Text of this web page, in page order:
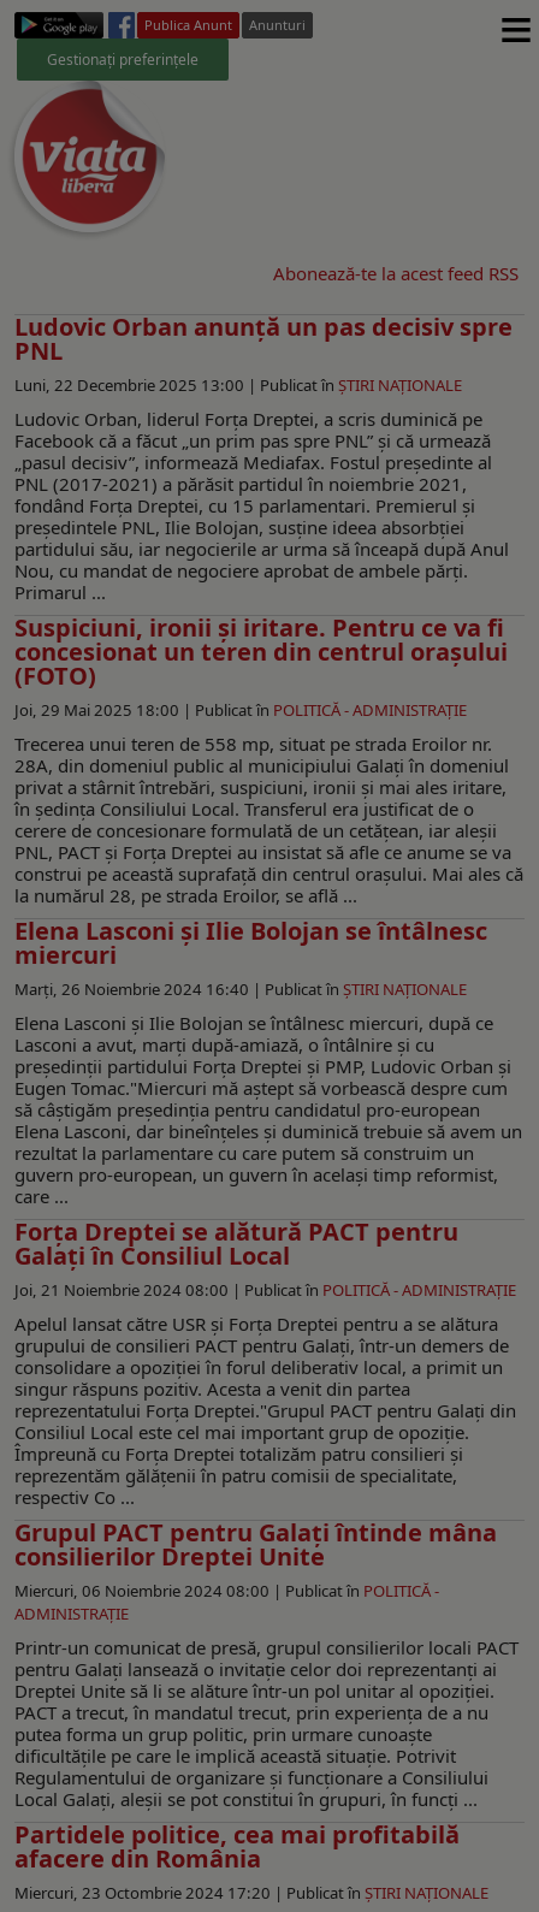
Publica Anunt Anunturi
Gestionați preferințele ≡
Abonează-te la acest feed RSS
Ludovic Orban anunță un pas decisiv spre
PNL
Luni, 22 Decembrie 2025 13:00 | Publicat în ŞTIRI NAŢIONALE
Ludovic Orban, liderul Forța Dreptei, a scris duminică pe
Facebook că a făcut „un prim pas spre PNL” și că urmează
„pasul decisiv”, informează Mediafax. Fostul președinte al
PNL (2017-2021) a părăsit partidul în noiembrie 2021,
fondând Forța Dreptei, cu 15 parlamentari. Premierul și
președintele PNL, Ilie Bolojan, susține ideea absorbției
partidului său, iar negocierile ar urma să înceapă după Anul
Nou, cu mandat de negociere aprobat de ambele părți.
Primarul ...
Suspiciuni, ironii și iritare. Pentru ce va fi
concesionat un teren din centrul orașului
(FOTO)
Joi, 29 Mai 2025 18:00 | Publicat în POLITICĂ - ADMINISTRAŢIE
Trecerea unui teren de 558 mp, situat pe strada Eroilor nr.
28A, din domeniul public al municipiului Galați în domeniul
privat a stârnit întrebări, suspiciuni, ironii și mai ales iritare,
în ședința Consiliului Local. Transferul era justificat de o
cerere de concesionare formulată de un cetățean, iar aleșii
PNL, PACT și Forța Dreptei au insistat să afle ce anume se va
construi pe această suprafață din centrul orașului. Mai ales că
la numărul 28, pe strada Eroilor, se află ...
Elena Lasconi și Ilie Bolojan se întâlnesc
miercuri
Marți, 26 Noiembrie 2024 16:40 | Publicat în ŞTIRI NAŢIONALE
Elena Lasconi și Ilie Bolojan se întâlnesc miercuri, după ce
Lasconi a avut, marți după-amiază, o întâlnire și cu
președinții partidului Forța Dreptei și PMP, Ludovic Orban și
Eugen Tomac."Miercuri mă aștept să vorbească despre cum
să câștigăm președinția pentru candidatul pro-european
Elena Lasconi, dar bineînțeles și duminică trebuie să avem un
rezultat la parlamentare cu care putem să construim un
guvern pro-european, un guvern în același timp reformist,
care ...
Forța Dreptei se alătură PACT pentru
Galați în Consiliul Local
Joi, 21 Noiembrie 2024 08:00 | Publicat în POLITICĂ - ADMINISTRAŢIE
Apelul lansat către USR și Forța Dreptei pentru a se alătura
grupului de consilieri PACT pentru Galați, într-un demers de
consolidare a opoziției în forul deliberativ local, a primit un
singur răspuns pozitiv. Acesta a venit din partea
reprezentatului Forța Dreptei."Grupul PACT pentru Galați din
Consiliul Local este cel mai important grup de opoziție.
Împreună cu Forța Dreptei totalizăm patru consilieri și
reprezentăm gălățenii în patru comisii de specialitate,
respectiv Co ...
Grupul PACT pentru Galați întinde mâna
consilierilor Dreptei Unite
Miercuri, 06 Noiembrie 2024 08:00 | Publicat în POLITICĂ -
ADMINISTRAŢIE
Printr-un comunicat de presă, grupul consilierilor locali PACT
pentru Galați lansează o invitație celor doi reprezentanți ai
Dreptei Unite să li se alăture într-un pol unitar al opoziției.
PACT a trecut, în mandatul trecut, prin experiența de a nu
putea forma un grup politic, prin urmare cunoaște
dificultățile pe care le implică această situație. Potrivit
Regulamentului de organizare și funcționare a Consiliului
Local Galați, aleșii se pot constitui în grupuri, în funcți ...
Partidele politice, cea mai profitabilă
afacere din România
Miercuri, 23 Octombrie 2024 17:20 | Publicat în ŞTIRI NAŢIONALE